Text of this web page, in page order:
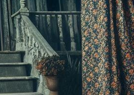
Künste
Nasti, Johannes Worms